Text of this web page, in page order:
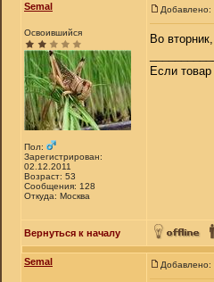
Semal
Освоившийся
Пол:
Зарегистрирован:
02.12.2011
Возраст: 53
Сообщения: 128
Откуда: Москва
Добавлено:
Во
Если
Вернуться к началу
Semal